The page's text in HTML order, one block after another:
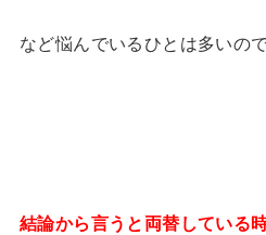
など悩んでいるひとは多いの
結論から言うと両替している